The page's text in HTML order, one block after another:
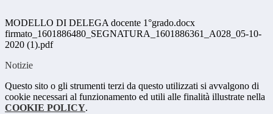
MODELLO DI DELEGA docente 1°grado.docx
firmato_1601886480_SEGNATURA_1601886361_A028_05-10-
2020 (1).pdf
Notizie
Questo sito o gli strumenti terzi da questo utilizzati si avvalgono di
cookie necessari al funzionamento ed utili alle finalità illustrate nella
COOKIE POLICY.